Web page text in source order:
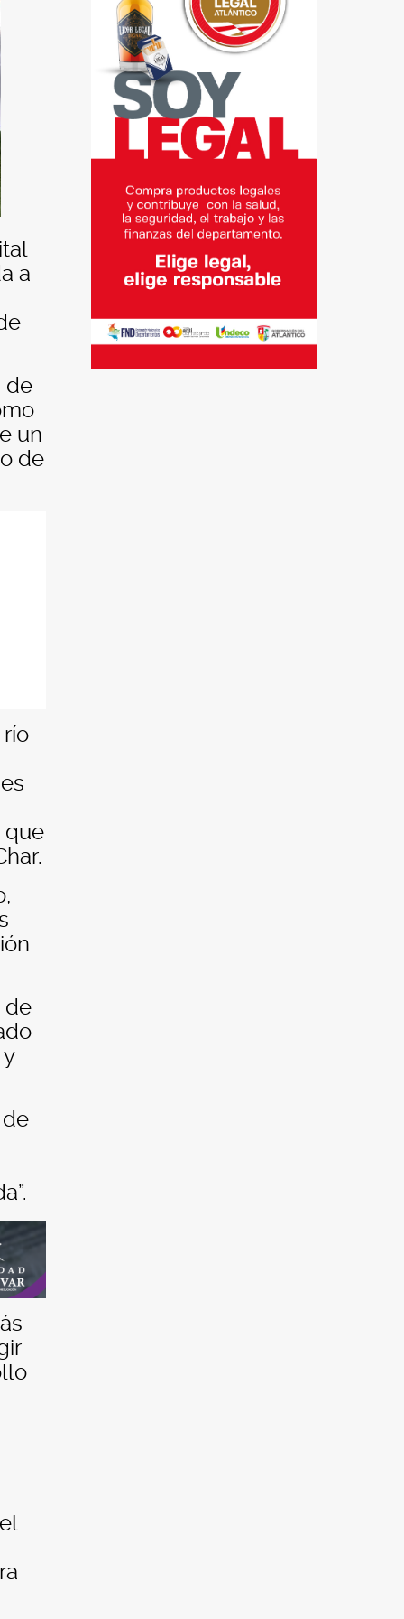
a
de
un
de
que
de